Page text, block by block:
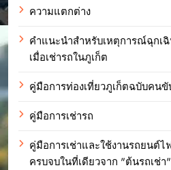
ความแตกต่าง
คำแนะนำสำหรับเหตุการณ์ฉุกเ
เมื่อเช่ารถในภูเก็ต
คู่มือการท่องเที่ยวภูเก็ตฉบับคนขั
คู่มือการเช่ารถ
คู่มือการเช่าและใช้งานรถยนต์
ครบจบในที่เดียวจาก "ต้นรถเช่า"